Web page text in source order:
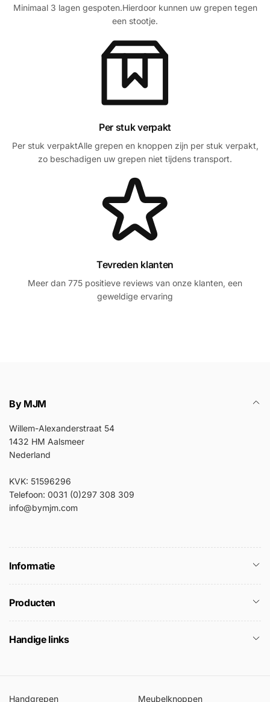
Minimaal 3 lagen gespoten.Hierdoor kunnen uw grepen tegen
een stootje.
Per stuk verpakt
Per stuk verpaktAlle grepen en knoppen zijn per stuk verpakt,
zo beschadigen uw grepen niet tijdens transport.
Tevreden klanten
Meer dan 775 positieve reviews van onze klanten, een
geweldige ervaring
By MJM
Willem-Alexanderstraat 54
1432 HM Aalsmeer
Nederland
KVK: 51596296
Telefoon: 0031 (0)297 308 309
info@bymjm.com
Informatie
Producten
Handige links
Handgrepen Meubelknoppen